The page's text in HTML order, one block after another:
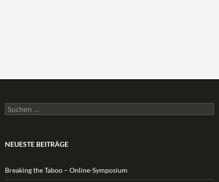
Suchen
nach:
NEUESTE BEITRÄGE
Breaking the Taboo – Online-Symposium